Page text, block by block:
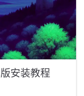
安装教程